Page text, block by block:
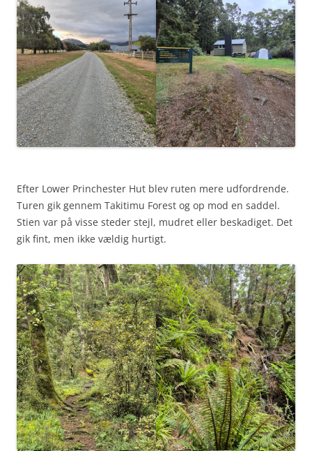
Efter Lower Princhester Hut blev ruten mere udfordrende.
Turen gik gennem Takitimu Forest og op mod en saddel.
Stien var på visse steder stejl, mudret eller beskadiget. Det
gik fint, men ikke vældig hurtigt.